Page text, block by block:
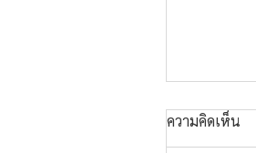
ความคิดเห็น